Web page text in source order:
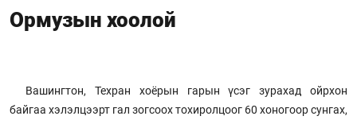
Ормузын хоолой
Вашингтон, Техран хоёрын гарын үсэг зурахад ойрхон
байгаа хэлэлцээрт гал зогсоох тохиролцоог 60 хоногоор сунгах,